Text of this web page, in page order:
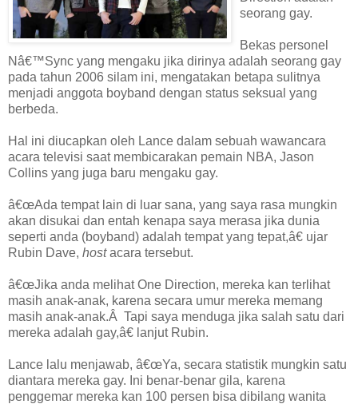
seorang gay.
Bekas personel
Nâ€™Sync yang mengaku jika dirinya adalah seorang gay
pada tahun 2006 silam ini, mengatakan betapa sulitnya
menjadi anggota boyband dengan status seksual yang
berbeda.
Hal ini diucapkan oleh Lance dalam sebuah wawancara
acara televisi saat membicarakan pemain NBA, Jason
Collins yang juga baru mengaku gay.
â€œAda tempat lain di luar sana, yang saya rasa mungkin
akan disukai dan entah kenapa saya merasa jika dunia
seperti anda (boyband) adalah tempat yang tepat,â€ ujar
Rubin Dave, hostacara tersebut.
â€œJika anda melihat One Direction, mereka kan terlihat
masih anak-anak, karena secara umur mereka memang
masih anak-anak.Â Tapi saya menduga jika salah satu dari
mereka adalah gay,â€ lanjut Rubin.
Lance lalu menjawab, â€œYa, secara statistik mungkin satu
diantara mereka gay. Ini benar-benar gila, karena
penggemar mereka kan 100 persen bisa dibilang wanita